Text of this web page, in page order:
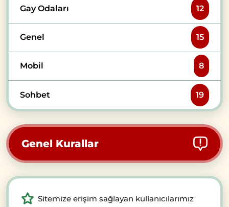
Gay Odaları 12
Genel 15
Mobil 8
Sohbet 19
Genel Kurallar
Sitemize erişim sağlayan kullanıcılarımız